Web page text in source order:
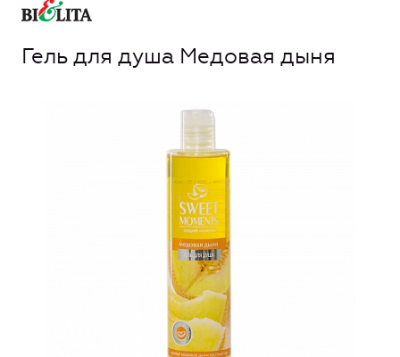
Гель для душа Медовая дыня